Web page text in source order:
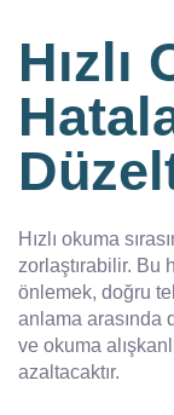
Hızlı
Hızlı okuma
zorlaştırabilir. Bu
önlemek, doğru
anlama arasında
ve okuma
azaltacaktır.